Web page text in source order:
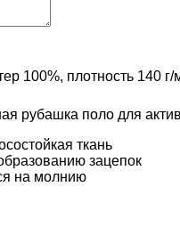
100%, плотность 140 г/
рубашка поло для
ткань
зацепок
на молнию